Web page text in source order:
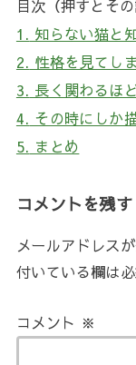
目次（押すとそ
1. 知らない猫と
2. 性格を見てし
3. 長く関わるほ
4. その時にしか
5. まとめ
コメントを残す
メールアドレス
付いている欄は
コメント ※